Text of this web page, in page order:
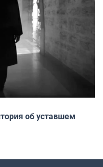
об уставшем